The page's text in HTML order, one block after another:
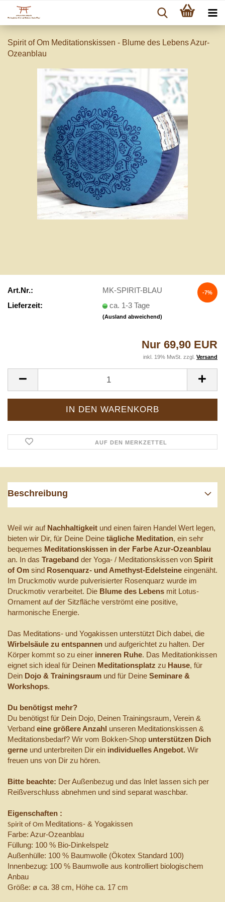
Spirit of Om Meditationskissen - Blume des Lebens Azur-
Ozeanblau
-7%
Art.Nr.:
MK-SPIRIT-BLAU
Lieferzeit:
ca. 1-3 Tage
(Ausland abweichend)
Nur 69,90 EUR
inkl. 19% MwSt. zzgl. Versand
AUF DEN MERKZETTEL
Beschreibung
Weil wir auf Nachhaltigkeit und einen fairen Handel Wert legen,
bieten wir Dir, für Deine Deine tägliche Meditation, ein sehr
bequemes Meditationskissen in der Farbe Azur-Ozeanblau
an. In das Trageband der Yoga- / Meditationskissen von Spirit
of Om sind Rosenquarz- und Amethyst-Edelsteine eingenäht.
Im Druckmotiv wurde pulverisierter Rosenquarz wurde im
Druckmotiv verarbeitet. Die Blume des Lebens mit Lotus-
Ornament auf der Sitzfläche verströmt eine positive,
harmonische Energie.
Das Meditations- und Yogakissen unterstützt Dich dabei, die
Wirbelsäule zu entspannen und aufgerichtet zu halten. Der
Körper kommt so zu einer inneren Ruhe. Das Meditationkissen
eignet sich ideal für Deinen Meditationsplatz zu Hause, für
Dein Dojo & Trainingsraum und für Deine Seminare &
Workshops.
Du benötigst mehr?
Du benötigst für Dein Dojo, Deinen Trainingsraum, Verein &
Verband eine größere Anzahl unseren Meditationskissen &
Meditationsbedarf? Wir vom Bokken-Shop unterstützen Dich
gerne und unterbreiten Dir ein individuelles Angebot. Wir
freuen uns von Dir zu hören.
Bitte beachte: Der Außenbezug und das Inlet lassen sich per
Reißverschluss abnehmen und sind separat waschbar.
Eigenschaften :
Spirit of Om Meditations- & Yogakissen
Farbe: Azur-Ozeanblau
Füllung: 100 % Bio-Dinkelspelz
Außenhülle: 100 % Baumwolle (Ökotex Standard 100)
Innenbezug: 100 % Baumwolle aus kontrolliert biologischem
Anbau
Größe: ø ca. 38 cm, Höhe ca. 17 cm